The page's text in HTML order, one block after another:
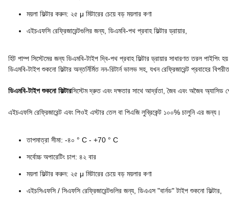
ময়লা ফিল্টার করুন: ২৫ μ মিটারের চেয়ে বড় ময়লার কণা
এইচএফসি রেফ্রিজারেন্টগুলির জন্য, ডি‌এম‌বি-পথ প্রবাহ ফিল্টার ড্রায়ার,
হিট পাম্প সিস্টেমের জন্য ডি‌এম‌বি-টাইপ দ্বি-পথ প্রবাহ ফিল্টার ড্রায়ার সাধারণত তরল পাইপিং
ডি‌এম‌বি-টাইপ শুকনো ফিল্টার অন্তর্নির্মিত নন-রিটার্ন ভালভ সহ, যখন রেফ্রিজারেন্ট প্রবাহের
ডি‌এম‌বি-টাইপ শুকনো ফিল্টারসিস্টেম দ্রুত এবং দক্ষতার সাথে আর্দ্রতা, জৈব এবং অজৈব অ্যাসিড
এইচএফসি রেফ্রিজারেন্ট এবং পিওই এস্টার তেল বা পিএ‌জি লুব্রিকেন্ট ১০০% চালুনি এর জন্য।
তাপমাত্রা সীমা: -৪০ ° C - +70 ° C
সর্বোচ্চ অপারেটিং চাপ: ৪২ বার
ময়লা ফিল্টার করুন: ২৫ μ মিটারের চেয়ে বড় ময়লার কণা
এইচসিএফসি / সিএফসি রেফ্রিজারেন্টগুলির জন্য, ডি‌এ‌এস "বার্নড" টাইপ শুকনো ফিল্টার,